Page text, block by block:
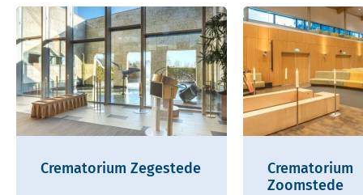
Crematorium Zegestede
Crematorium
Zoomstede